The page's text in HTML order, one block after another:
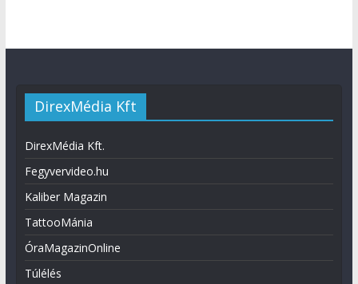
DirexMédia Kft
DirexMédia Kft.
Fegyvervideo.hu
Kaliber Magazin
TattooMánia
ÓraMagazinOnline
Túlélés